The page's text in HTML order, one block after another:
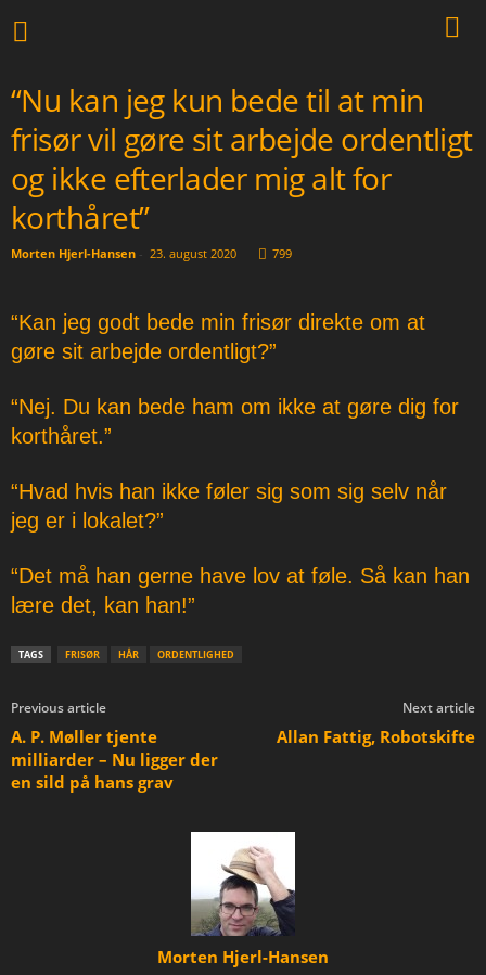
“Nu kan jeg kun bede til at min
frisør vil gøre sit arbejde ordentligt
og ikke efterlader mig alt for
korthåret”
Morten Hjerl-Hansen - 23. august 2020 799
“Kan jeg godt bede min frisør direkte om at
gøre sit arbejde ordentligt?”
“Nej. Du kan bede ham om ikke at gøre dig for
korthåret.”
“Hvad hvis han ikke føler sig som sig selv når
jeg er i lokalet?”
“Det må han gerne have lov at føle. Så kan han
lære det, kan han!”
TAGS FRISØR HÅR ORDENTLIGHED
Previous article
A. P. Møller tjente
milliarder – Nu ligger der
en sild på hans grav
Next article
Allan Fattig, Robotskifte
Morten Hjerl-Hansen